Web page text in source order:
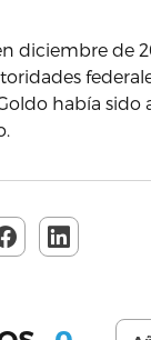
diciembre de
había sido